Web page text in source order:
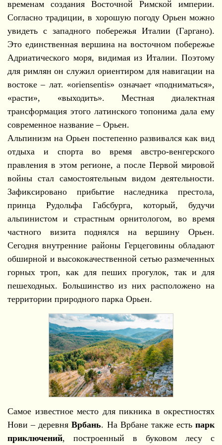
временам создания Восточной Римской империи.
Согласно традиции, в хорошую погоду Орьен можно
увидеть с западного побережья Италии (Гаргано).
Это единственная вершина на восточном побережье
Адриатического моря, видимая из Италии. Поэтому
для римлян он служил ориентиром для навигации на
востоке – лат. «oriensentis» означает «подниматься»,
«расти», «выходить». Местная диалектная
трансформация этого латинского топонима дала ему
современное название – Орьен.
Альпинизм на Орьен постепенно развивался как вид
отдыха и спорта во время австро-венгерского
правления в этом регионе, а после Первой мировой
войны стал самостоятельным видом деятельности.
Зафиксировано прибытие наследника престола,
принца Рудольфа Габсбурга, который, будучи
альпинистом и страстным орнитологом, во время
частного визита поднялся на вершину Орьен.
Сегодня внутренние районы Герцеговины обладают
обширной и высококачественной сетью размеченных
горных троп, как для пеших прогулок, так и для
пешеходных. Большинство из них расположено на
территории природного парка Орьен.
Самое известное место для пикника в окрестностях
Нови – деревняВрбань. На Врбане также есть парк
приключений, построенный в буковом лесу с